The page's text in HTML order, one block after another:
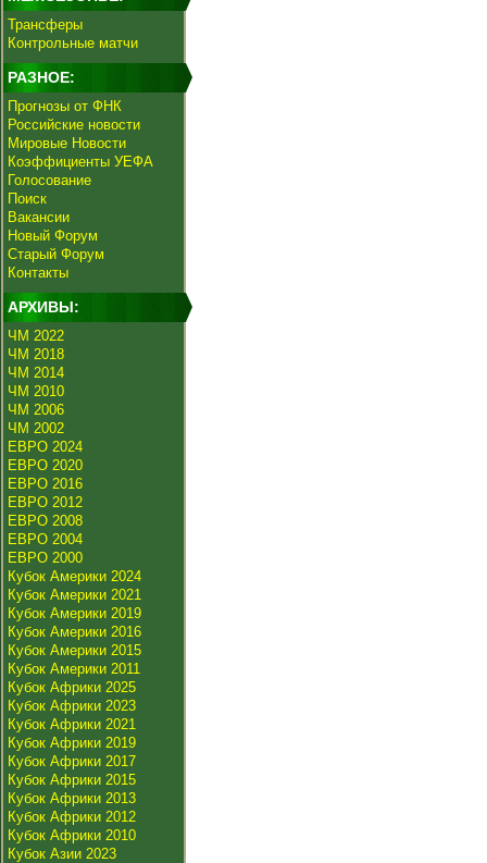
Трансферы
Контрольные матчи
РАЗНОЕ:
Прогнозы от ФНК
Российские новости
Мировые Новости
Коэффициенты УЕФА
Голосование
Поиск
Вакансии
Новый Форум
Старый Форум
Контакты
АРХИВЫ:
ЧМ 2022
ЧМ 2018
ЧМ 2014
ЧМ 2010
ЧМ 2006
ЧМ 2002
ЕВРО 2024
ЕВРО 2020
ЕВРО 2016
ЕВРО 2012
ЕВРО 2008
ЕВРО 2004
ЕВРО 2000
Кубок Америки 2024
Кубок Америки 2021
Кубок Америки 2019
Кубок Америки 2016
Кубок Америки 2015
Кубок Америки 2011
Кубок Африки 2025
Кубок Африки 2023
Кубок Африки 2021
Кубок Африки 2019
Кубок Африки 2017
Кубок Африки 2015
Кубок Африки 2013
Кубок Африки 2012
Кубок Африки 2010
Кубок Азии 2023